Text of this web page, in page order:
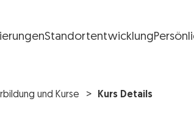
Standortentwicklung
und Kurse Kurs Details